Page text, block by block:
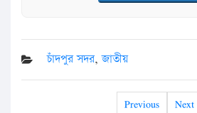
চাঁদপুর সদর,জাতীয়
Previous Next